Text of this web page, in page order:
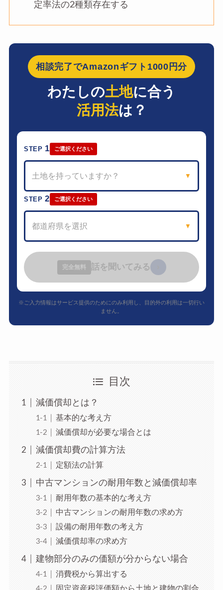
定率法の2種類存在する
相談完了でAmazonギフト1000円分
わたしの土地に合う
活用法は？
STEP 1 ご選択ください
土地を持っていますか？ ▼
STEP2 ご選択ください
都道府県を選択 ▼
完全無料 話を聞いてみる
※ご入力情報はサービス提供のためにのみ利用し、目的外の利用は一切行い
ません。
目次
減価償却とは？
基本的な考え方
減価償却が必要な場合とは
減価償却費の計算方法
定額法の計算
中古マンションの耐用年数と減価償却率
耐用年数の基本的な考え方
中古マンションの耐用年数の求め方
設備の耐用年数の考え方
減価償却率の求め方
建物部分のみの価額が分からない場合
消費税から算出する